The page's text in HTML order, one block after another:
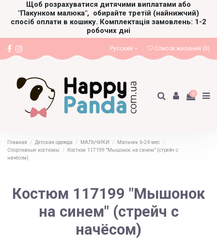
Щоб розрахуватися дитячими виплатами або
"Пакунком малюка", обирайте третій (найнижчий)
спосіб оплати в кошику. Комплектація замовлень: 1-2
робочих дні
Русский Список желаний (0)
0
Главная Детская одежда МАЛЬЧИКИ
Мальчик 6-24 мес
Спортивные костюмы
Костюм 117199 "Мышонок на синем" (стрейч с
начёсом)
Костюм 117199 "Мышонок
на синем" (стрейч с
начёсом)